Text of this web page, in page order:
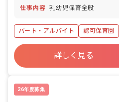
仕事内容 乳幼児保育全般
パート・アルバイト 認可保育園
詳しく見る
26年度募集